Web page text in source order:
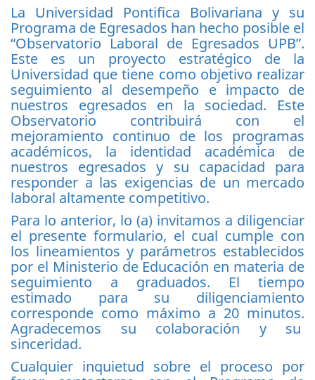
La Universidad Pontifica Bolivariana y su
Programa de Egresados han hecho posible el
“Observatorio Laboral de Egresados UPB”.
Este es un proyecto estratégico de la
Universidad que tiene como objetivo realizar
seguimiento al desempeño e impacto de
nuestros egresados en la sociedad. Este
Observatorio contribuirá con el
mejoramiento continuo de los programas
académicos, la identidad académica de
nuestros egresados y su capacidad para
responder a las exigencias de un mercado
laboral altamente competitivo.
Para lo anterior, lo (a) invitamos a diligenciar
el presente formulario, el cual cumple con
los lineamientos y parámetros establecidos
por el Ministerio de Educación en materia de
seguimiento a graduados. El tiempo
estimado para su diligenciamiento
corresponde como máximo a 20 minutos.
Agradecemos su colaboración y su
sinceridad.
Cualquier inquietud sobre el proceso por